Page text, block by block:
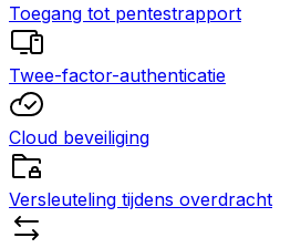
Toegang tot pentestrapport
Twee-factor-authenticatie
Cloud beveiliging
Versleuteling tijdens overdracht